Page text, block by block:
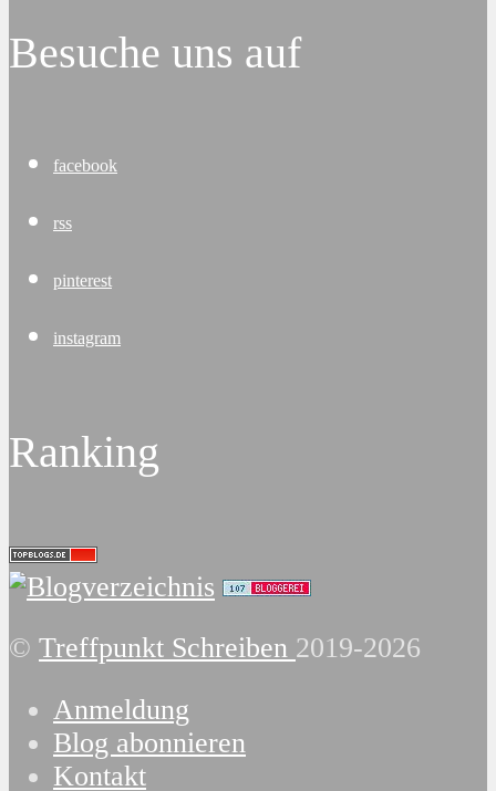
Besuche uns auf
facebook
rss
pinterest
instagram
Ranking
© Treffpunkt Schreiben 2019-2026
Anmeldung
Blog abonnieren
Kontakt